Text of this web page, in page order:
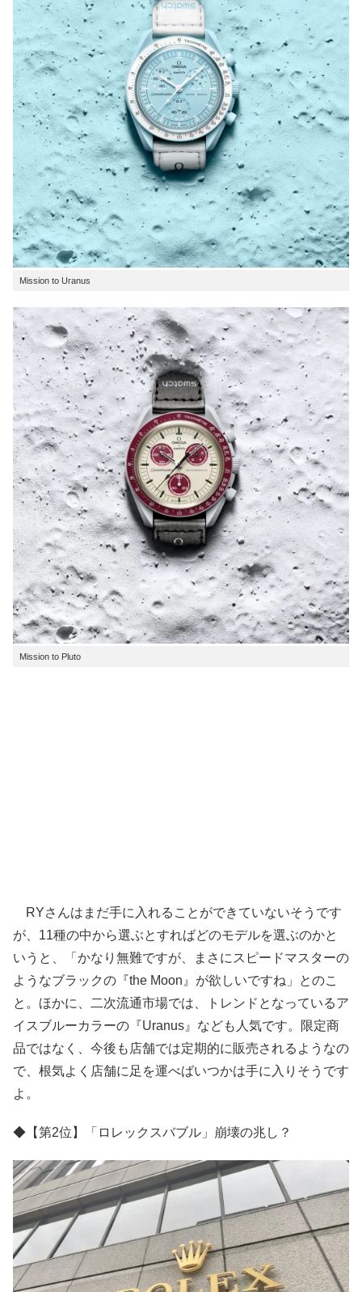
Mission to Uranus
Mission to Pluto
RYさんはまだ手に入れることができていないそうです
が、11種の中から選ぶとすればどのモデルを選ぶのかと
いうと、「かなり無難ですが、まさにスピードマスターの
ようなブラックの『the Moon』が欲しいですね」とのこ
と。ほかに、二次流通市場では、トレンドとなっているア
イスブルーカラーの『Uranus』なども人気です。限定商
品ではなく、今後も店舗では定期的に販売されるようなの
で、根気よく店舗に足を運べばいつかは手に入りそうです
よ。
◆【第2位】「ロレックスバブル」崩壊の兆し？